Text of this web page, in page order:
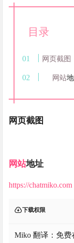
目录
网页截图
网站
网页截图
网站地址
https://chatmiko.com
下载权限
Miko 翻译：免